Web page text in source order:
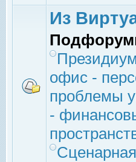
Из
офис -
проблемы
-